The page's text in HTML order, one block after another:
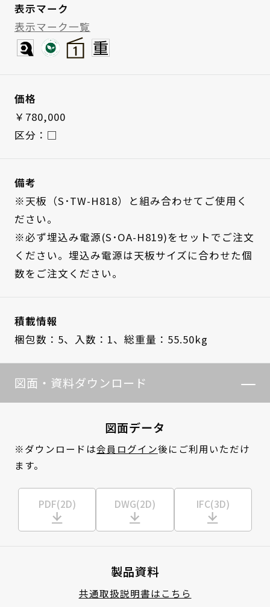
表示マーク
表示マーク一覧
価格
￥780,000
区分：□
備考
※天板（S･TW-H818）と組み合わせてご使用く
ださい。
※必ず埋込み電源(S･OA-H819)をセットでご注文
ください。埋込み電源は天板サイズに合わせた個
数をご注文ください。
積載情報
梱包数：5、
入数：1、 総重量：55.50kg
図面・資料ダウンロード
図面データ
※ダウンロードは会員ログイン後にご利用いただけ
ます。
PDF(2D) DWG(2D) IFC(3D)
製品資料
共通取扱説明書はこちら